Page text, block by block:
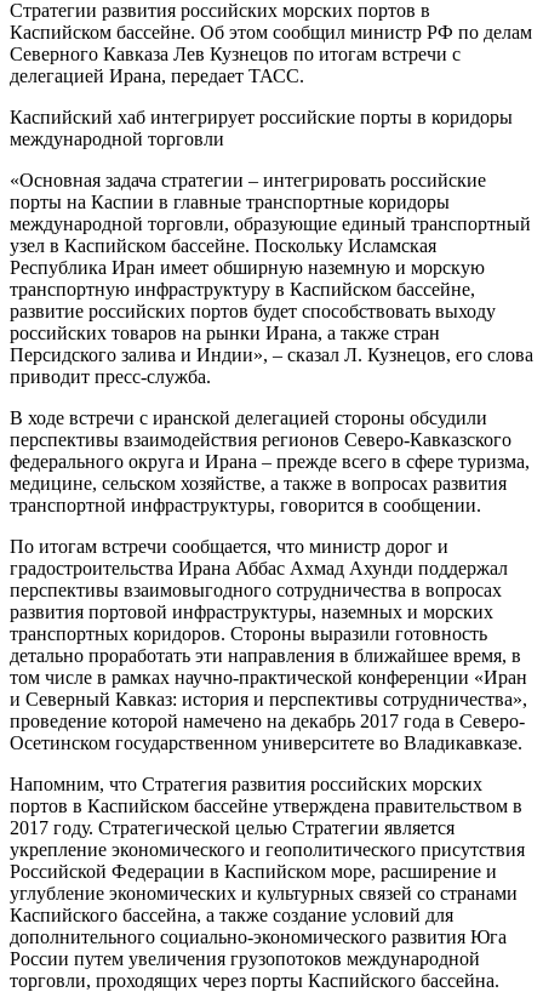
Стратегии развития российских морских портов в
Каспийском бассейне. Об этом сообщил министр РФ по делам
Северного Кавказа Лев Кузнецов по итогам встречи с
делегацией Ирана, передает ТАСС.
Каспийский хаб интегрирует российские порты в коридоры
международной торговли
«Основная задача стратегии – интегрировать российские
порты на Каспии в главные транспортные коридоры
международной торговли, образующие единый транспортный
узел в Каспийском бассейне. Поскольку Исламская
Республика Иран имеет обширную наземную и морскую
транспортную инфраструктуру в Каспийском бассейне,
развитие российских портов будет способствовать выходу
российских товаров на рынки Ирана, а также стран
Персидского залива и Индии», – сказал Л. Кузнецов, его слова
приводит пресс-служба.
В ходе встречи с иранской делегацией стороны обсудили
перспективы взаимодействия регионов Северо-Кавказского
федерального округа и Ирана – прежде всего в сфере туризма,
медицине, сельском хозяйстве, а также в вопросах развития
транспортной инфраструктуры, говорится в сообщении.
По итогам встречи сообщается, что министр дорог и
градостроительства Ирана Аббас Ахмад Ахунди поддержал
перспективы взаимовыгодного сотрудничества в вопросах
развития портовой инфраструктуры, наземных и морских
транспортных коридоров. Стороны выразили готовность
детально проработать эти направления в ближайшее время, в
том числе в рамках научно-практической конференции «Иран
и Северный Кавказ: история и перспективы сотрудничества»,
проведение которой намечено на декабрь 2017 года в Северо-
Осетинском государственном университете во Владикавказе.
Напомним, что Стратегия развития российских морских
портов в Каспийском бассейне утверждена правительством в
2017 году. Стратегической целью Стратегии является
укрепление экономического и геополитического присутствия
Российской Федерации в Каспийском море, расширение и
углубление экономических и культурных связей со странами
Каспийского бассейна, а также создание условий для
дополнительного социально-экономического развития Юга
России путем увеличения грузопотоков международной
торговли, проходящих через порты Каспийского бассейна.